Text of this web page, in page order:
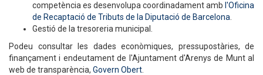
competència es desenvolupa coordinadament amb l'Oficina
de Recaptació de Tributs de la Diputació de Barcelona
Gestió de la tresoreria municipal.
Podeu consultar les dades econòmiques, pressupostàries, de
finançament i endeutament de l'Ajuntament d'Arenys de Munt al
web de transparència, Govern Obert